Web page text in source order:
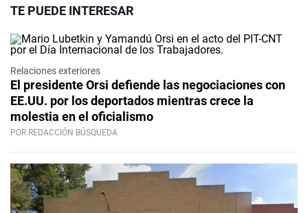
TE PUEDE INTERESAR
Relaciones exteriores
El presidente Orsi defiende las negociaciones con
EE.UU. por los deportados mientras crece la
molestia en el oficialismo
POR REDACCIÓN BÚSQUEDA